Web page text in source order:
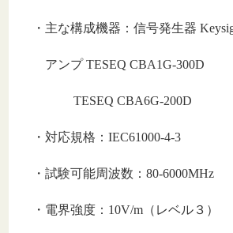
・主な構成機器：信号発生器
アンプ TESEQ CBA1G-300D
TESEQ CBA6G-200D
・対応規格：IEC61000-4-3
・試験可能周波数：80-6000MHz
・電界強度：10V/m（レベル３）